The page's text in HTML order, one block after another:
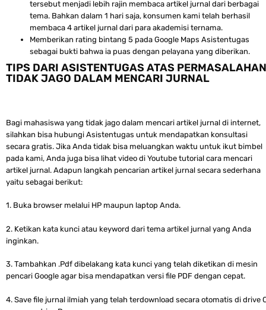
tersebut menjadi lebih rajin membaca artikel jurnal dari berbagai
tema. Bahkan dalam 1 hari saja, konsumen kami telah berhasil
membaca 4 artikel jurnal dari para akademisi ternama.
Memberikan rating bintang 5 pada Google Maps Asistentugas
sebagai bukti bahwa ia puas dengan pelayana yang diberikan.
TIPS DARI ASISTENTUGAS ATAS PERMASALAHAN
TIDAK JAGO DALAM MENCARI JURNAL
Bagi mahasiswa yang tidak jago dalam mencari artikel jurnal di internet,
silahkan bisa hubungi Asistentugas untuk mendapatkan konsultasi
secara gratis. Jika Anda tidak bisa meluangkan waktu untuk ikut bimbel
pada kami, Anda juga bisa lihat video di Youtube tutorial cara mencari
artikel jurnal. Adapun langkah pencarian artikel jurnal secara sederhana
yaitu sebagai berikut:
1. Buka browser melalui HP maupun laptop Anda.
2. Ketikan kata kunci atau keyword dari tema artikel jurnal yang Anda
inginkan.
3. Tambahkan .Pdf dibelakang kata kunci yang telah diketikan di mesin
pencari Google agar bisa mendapatkan versi file PDF dengan cepat.
4. Save file jurnal ilmiah yang telah terdownload secara otomatis di drive